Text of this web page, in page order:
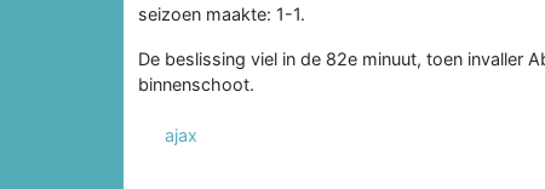
seizoen maakte: 1-1.
De beslissing viel in de 82e minuut, toen invaller
binnenschoot.
ajax